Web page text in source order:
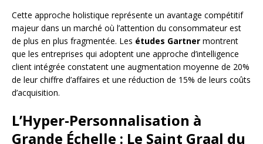
Cette approche holistique représente un avantage compétitif
majeur dans un marché où l’attention du consommateur est
de plus en plus fragmentée. Les études Gartner montrent
que les entreprises qui adoptent une approche d’intelligence
client intégrée constatent une augmentation moyenne de 20%
de leur chiffre d’affaires et une réduction de 15% de leurs coûts
d’acquisition.
L’Hyper-Personnalisation à
Grande Échelle : Le Saint Graal du